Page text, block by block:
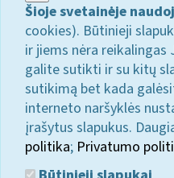
Šioje svetainėje
cookies). Būtinieji
ir jiems nėra
galite sutikti ir su kitų
sutikimą bet kada
interneto naršyklės
įrašytus slapukus.
politika; Privatumo